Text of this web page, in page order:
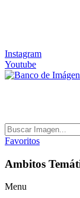
Instagram
Youtube
Favoritos
Ambitos
Menu